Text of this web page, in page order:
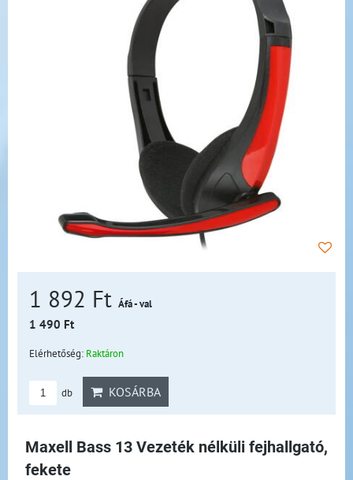
1 892 Ft Áfá - val
1 490 Ft
Elérhetőség: Raktáron
db KOSÁRBA
Maxell Bass 13 Vezeték nélküli fejhallgató,
fekete